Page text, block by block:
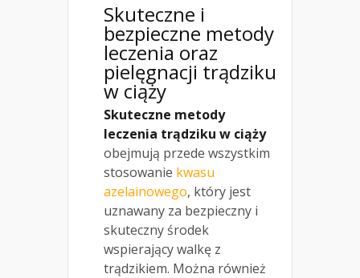
Skuteczne i
bezpieczne metody
leczenia oraz
pielęgnacji trądziku
w ciąży
Skuteczne metody
leczenia trądziku w ciąży
obejmują przede wszystkim
stosowanie kwasu
azelainowego, który jest
uznawany za bezpieczny i
skuteczny środek
wspierający walkę z
trądzikiem. Można również